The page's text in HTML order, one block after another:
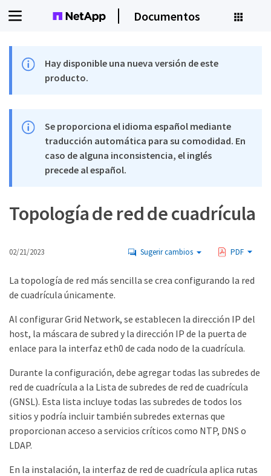
Documentos
Hay disponible una nueva versión de este
producto.
Se proporciona el idioma español mediante
traducción automática para su comodidad. En
caso de alguna inconsistencia, el inglés
precede al español.
Topología de red de cuadrícula
02/21/2023 Sugerir cambios PDF
La topología de red más sencilla se crea configurando la red
de cuadrícula únicamente.
Al configurar Grid Network, se establecen la dirección IP del
host, la máscara de subred y la dirección IP de la puerta de
enlace para la interfaz eth0 de cada nodo de la cuadrícula.
Durante la configuración, debe agregar todas las subredes de
red de cuadrícula a la Lista de subredes de red de cuadrícula
(GNSL). Esta lista incluye todas las subredes de todos los
sitios y podría incluir también subredes externas que
proporcionan acceso a servicios críticos como NTP, DNS o
LDAP.
En la instalación, la interfaz de red de cuadrícula aplica rutas